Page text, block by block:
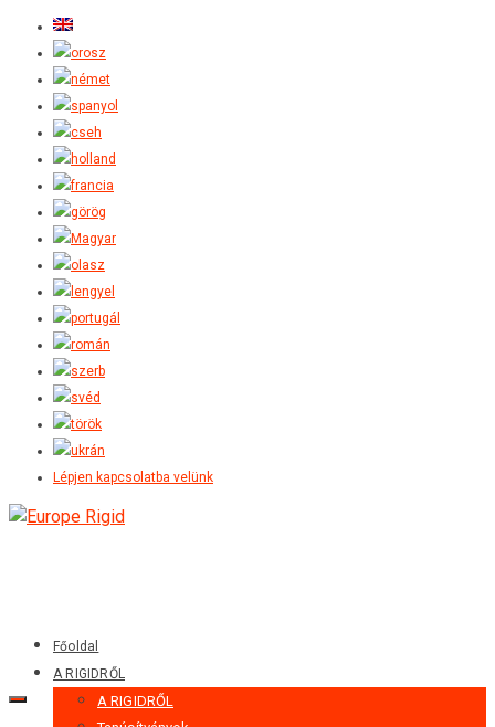
Lépjen kapcsolatba velünk
Főoldal
A RIGIDRŐL
A RIGIDRŐL